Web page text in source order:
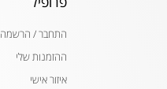
התחבר / הרשמה
ההזמנות שלי
איזור אישי